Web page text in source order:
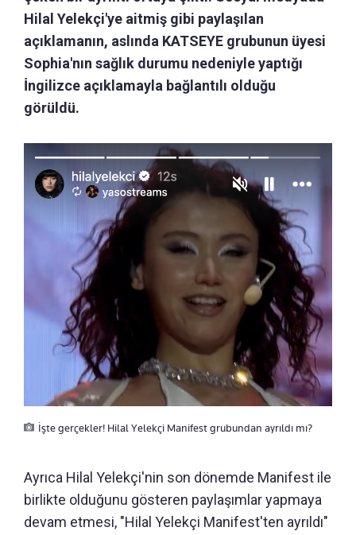
Hilal Yelekçi'ye aitmiş gibi paylaşılan
açıklamanın, aslında KATSEYE grubunun üyesi
Sophia'nın sağlık durumu nedeniyle yaptığı
İngilizce açıklamayla bağlantılı olduğu
görüldü.
İşte gerçekler! Hilal Yelekçi Manifest grubundan ayrıldı mı?
Ayrıca Hilal Yelekçi'nin son dönemde Manifest ile
birlikte olduğunu gösteren paylaşımlar yapmaya
devam etmesi, "Hilal Yelekçi Manifest'ten ayrıldı"